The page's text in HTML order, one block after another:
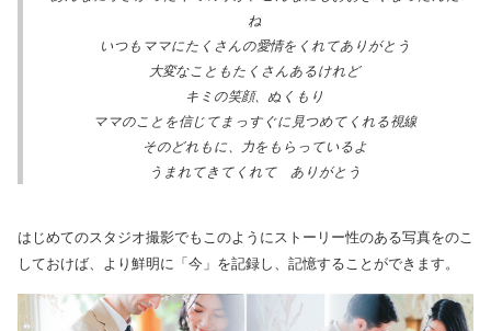
ね
いつもママにたくさんの愛情をくれてありがとう
大変なこともたくさんあるけれど
キミの笑顔、ぬくもり
ママのことを信じてまっすぐに見つめてくれる視線
そのどれもに、力をもらっているよ
うまれてきてくれて ありがとう
はじめてのスタジオ撮影でもこのようにストーリー性のある写真をのこ
しておけば、より鮮明に「今」を記録し、記憶することができます。